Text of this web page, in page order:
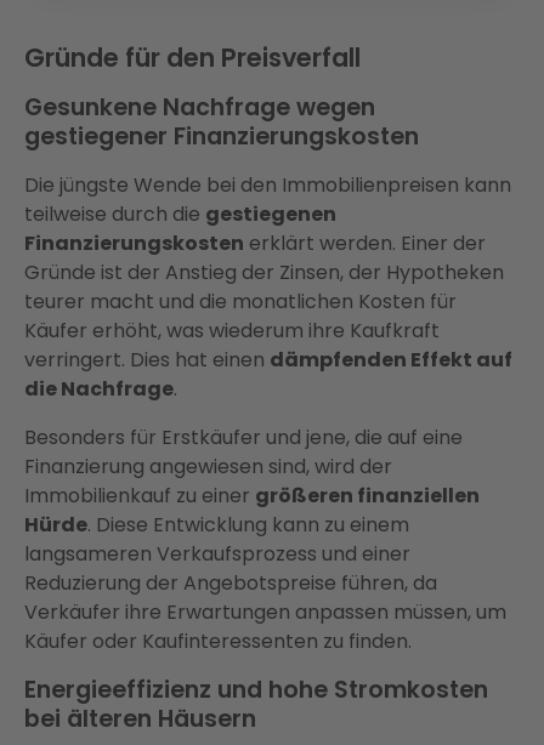
Gründe für den Preisverfall
Gesunkene Nachfrage wegen
gestiegener Finanzierungskosten
Die jüngste Wende bei den Immobilienpreisen kann
teilweise durch die gestiegenen
Finanzierungskosten erklärt werden. Einer der
Gründe ist der Anstieg der Zinsen, der Hypotheken
teurer macht und die monatlichen Kosten für
Käufer erhöht, was wiederum ihre Kaufkraft
verringert. Dies hat einen dämpfenden Effekt auf
die Nachfrage.
Besonders für Erstkäufer und jene, die auf eine
Finanzierung angewiesen sind, wird der
Immobilienkauf zu einer größeren finanziellen
Hürde. Diese Entwicklung kann zu einem
langsameren Verkaufsprozess und einer
Reduzierung der Angebotspreise führen, da
Verkäufer ihre Erwartungen anpassen müssen, um
Käufer oder Kaufinteressenten zu finden.
Energieeffizienz und hohe Stromkosten
bei älteren Häusern